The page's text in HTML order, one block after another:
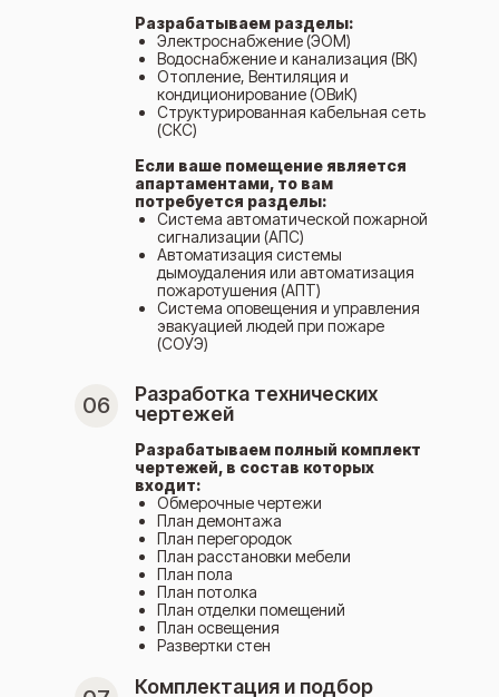
Комплектация и подбор
06
Разработка технических
чертежей
Разрабатываем полный комплект
чертежей, в состав которых
входит:
Обмерочные чертежи
План демонтажа
План перегородок
План расстановки мебели
План пола
План потолка
План отделки помещений
План освещения
Развертки стен
Разрабатываем разделы:
Электроснабжение (ЭОМ)
Водоснабжение и канализация (ВК)
Отопление, Вентиляция и
кондиционирование (ОВиК)
Структурированная кабельная сеть
(СКС)
Если ваше помещение является
апартаментами, то вам
потребуется разделы:
Система автоматической пожарной
сигнализации (АПС)
Автоматизация системы
дымоудаления или автоматизация
пожаротушения (АПТ)
Система оповещения и управления
эвакуацией людей при пожаре
(СОУЭ)